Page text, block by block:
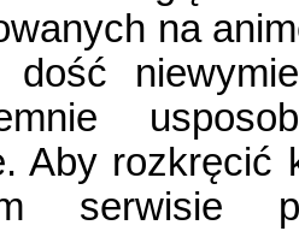
na
dość
Aby rozkręcić
serwisie